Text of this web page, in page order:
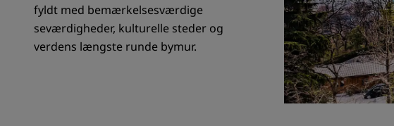
fyldt med bemærkelsesværdige
seværdigheder, kulturelle steder og
verdens længste runde bymur.